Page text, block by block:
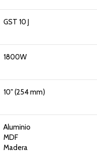
GST 10 J
1800W
10" (254 mm)
Aluminio
MDF
Madera